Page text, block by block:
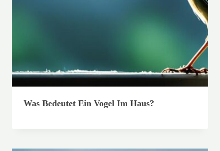
Was Bedeutet Ein Vogel Im Haus?